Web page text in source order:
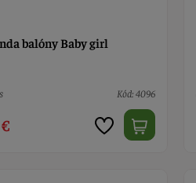
balóny Baby girl
Kód: 4096